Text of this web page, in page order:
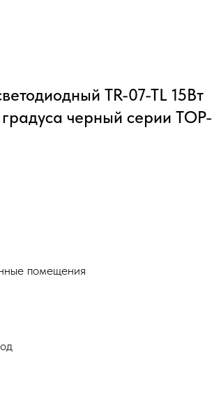
TR-07-TL 15Вт
черный серии TOP-
помещения